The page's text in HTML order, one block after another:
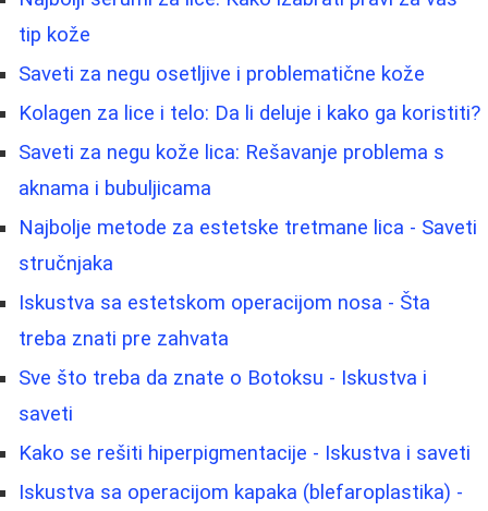
tip kože
Saveti za negu osetljive i problematične kože
Kolagen za lice i telo: Da li deluje i kako ga koristiti?
Saveti za negu kože lica: Rešavanje problema s
aknama i bubuljicama
Najbolje metode za estetske tretmane lica - Saveti
stručnjaka
Iskustva sa estetskom operacijom nosa - Šta
treba znati pre zahvata
Sve što treba da znate o Botoksu - Iskustva i
saveti
Kako se rešiti hiperpigmentacije - Iskustva i saveti
Iskustva sa operacijom kapaka (blefaroplastika) -